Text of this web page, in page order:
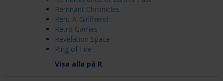
Remnant Chronicles
Rent-A-Girlfriend
Retro Games
Revelation Space
Ring of Fire
Visa alla på R